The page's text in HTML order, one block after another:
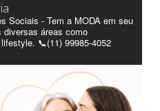
Sociais - Tem a MODA em seu
diversas áreas como
📞(11) 99985-4052